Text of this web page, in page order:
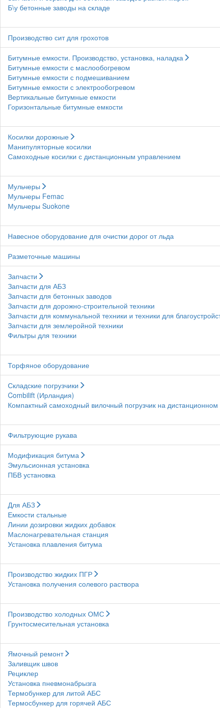
Б\у бетонные заводы на складе
Производство сит для грохотов
Битумные емкости. Производство, установка, наладка
Битумные емкости с маслообогревом
Битумные емкости с подмешиванием
Битумные емкости с электрообогревом
Вертикальные битумные емкости
Горизонтальные битумные емкости
Косилки дорожные
Манипуляторные косилки
Самоходные косилки с дистанционным управлением
Мульчеры
Мульчеры Femac
Мульчеры Suokone
Навесное оборудование для очистки дорог от льда
Разметочные машины
Запчасти
Запчасти для АБЗ
Запчасти для бетонных заводов
Запчасти для дорожно-строительной техники
Запчасти для коммунальной техники и техники для
Запчасти для землеройной техники
Фильтры для техники
Торфяное оборудование
Складские погрузчики
Combilift (Ирландия)
Компактный самоходный вилочный погрузчик на
Фильтрующие рукава
Модификация битума
Эмульсионная установка
ПБВ установка
Для АБЗ
Емкости стальные
Линии дозировки жидких добавок
Маслонагревательная станция
Установка плавления битума
Производство жидких ПГР
Установка получения солевого раствора
Производство холодных ОМС
Грунтосмесительная установка
Ямочный ремонт
Заливщик швов
Рециклер
Установка пневмонабрызга
Термобункер для литой АБС
Термосбункер для горячей АБС